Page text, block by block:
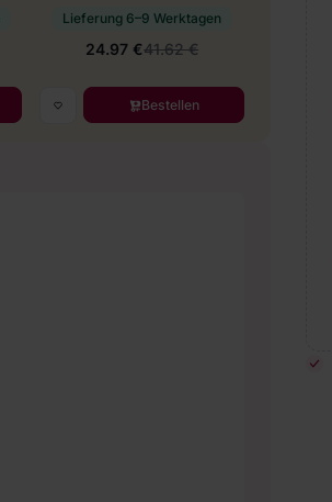
Lieferung 6–9 Werktagen
24.97 €41.62 €
Bestellen